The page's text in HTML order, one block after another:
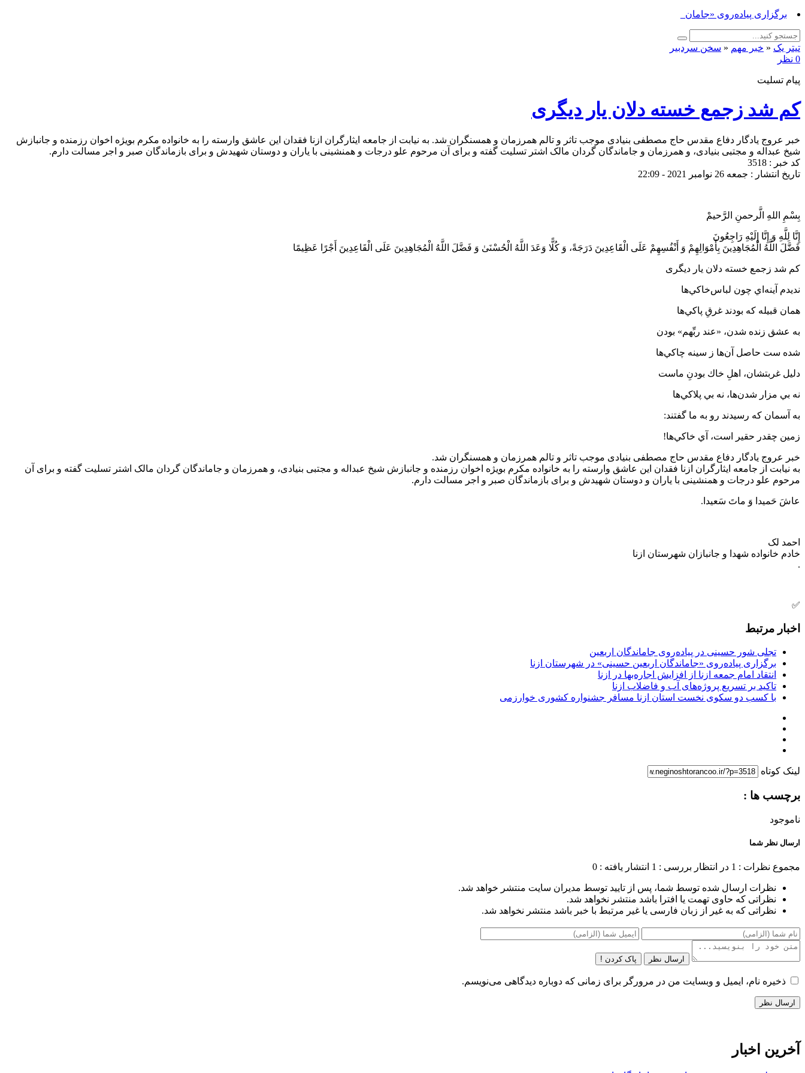
برگزاری پیاده‌روی «جاماندگان اربعین حس_
تیتر یک « خبر مهم « سخن سردبیر
0 نظر
پیام تسلیت
کم شد زجمع خسته دلان یار دیگری
خبر عروج یادگار دفاع مقدس حاج مصطفی بنیادی موجب تاثر و تالم همرزمان و همسنگران شد. به نیابت از جامعه ایثارگران ازنا فقدان این عاشق وارسته را به خانواده مکرم بویژه اخوان رزمنده و جانبازش
شیخ عبداله و مجتبی بنیادی، و همرزمان و جاماندگان گردان مالک اشتر تسلیت گفته و برای آن مرحوم علو درجات‌ و همنشینی با یاران و دوستان شهیدش و برای بازماندگان‌ صبر و اجر‌ مسالت‌ دارم.
کد خبر : 3518
تاریخ انتشار : جمعه 26 نوامبر 2021 - 22:09
بِسْمِ اللهِ الَّرحمنِ الرَّحیمْ
إِنَّا لِلَّهِ وَ إِنَّا إِلَیْهِ رَاجِعُونَ
فَضَّلَ اللَّهُ الْمُجَاهِدِينَ بِأَمْوَالِهِمْ وَ أَنْفُسِهِمْ عَلَى الْقَاعِدِينَ دَرَجَةً، وَ كُلًّا وَعَدَ اللَّهُ الْحُسْنَىٰ وَ فَضَّلَ اللَّهُ الْمُجَاهِدِينَ عَلَى الْقَاعِدِينَ أَجْرًا عَظِيمًا
کم شد زجمع خسته دلان یار دیگری
نديدم آينه‌اي چون لباس‌خاكي‌ها
همان قبيله كه بودند غرقِ ‌پاكي‌ها
به عشق زنده شدن، «عند ربِّهم» بودن
شده ست حاصل آن‌ها ز سينه چاكي‌ها
دليل غربتشان، اهلِ خاك بودنِ ماست
نه بي ‌مزار‌ شدن‌ها، نه بي پلاكي‌ها
به آسمان كه رسيدند رو به ما گفتند:
زمين چقدر حقير است، آي خاكي‌ها!
خبر عروج یادگار دفاع مقدس حاج مصطفی بنیادی موجب تاثر و تالم همرزمان و همسنگران شد.
به نیابت از جامعه ایثارگران ازنا فقدان این عاشق وارسته را به خانواده مکرم بویژه اخوان رزمنده و جانبازش شیخ عبداله و مجتبی بنیادی، و همرزمان و جاماندگان گردان مالک اشتر تسلیت گفته و برای آن
مرحوم علو درجات‌ و همنشینی با یاران و دوستان شهیدش و برای بازماندگان‌ صبر و اجر‌ مسالت‌ دارم.
عاشَ حَمیدا‌ وَ ماتَ سَعیدا.
احمد لک
خادم خانواده شهدا و جانبازان شهرستان ازنا
.
✅
اخبار مرتبط
تجلی شور حسینی در پیاده‌روی جاماندگان اربعین
برگزاری پیاده‌روی «جاماندگان اربعین حسینی» در شهرستان ازنا
انتقاد امام جمعه ازنا از افزایش اجاره‌بها در ازنا
تاکید بر تسریع پروژه‌های آب و فاضلاب ازنا
با کسب دو سکوی نخست استان ازنا مسافر جشنواره کشوری خوارزمی
لینک کوتاه
برچسب ها :
ناموجود
ارسال نظر شما
مجموع نظرات : 1 در انتظار بررسی : 1 انتشار یافته : 0
نظرات ارسال شده توسط شما، پس از تایید توسط مدیران سایت منتشر خواهد شد.
نظراتی که حاوی تهمت یا افترا باشد منتشر نخواهد شد.
نظراتی که به غیر از زبان فارسی یا غیر مرتبط با خبر باشد منتشر نخواهد شد.
ارسال نظر پاک کردن !
ذخیره نام، ایمیل و وبسایت من در مرورگر برای زمانی که دوباره دیدگاهی می‌نویسم.
آخرین اخبار